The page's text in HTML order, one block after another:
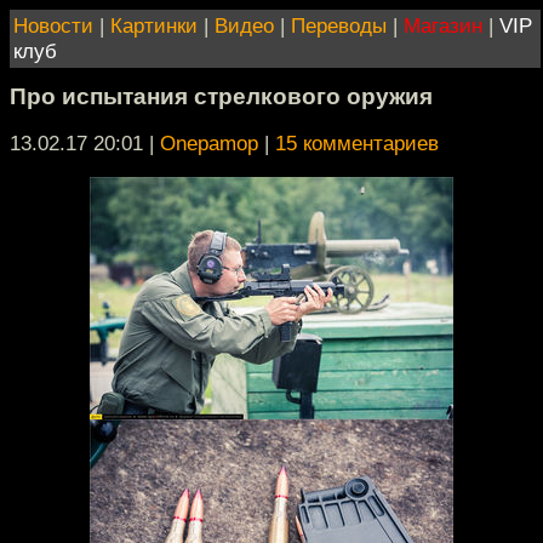
Новости | Картинки | Видео | Переводы | Магазин | VIP
клуб
Про испытания стрелкового оружия
13.02.17 20:01 | Onepamop | 15 комментариев